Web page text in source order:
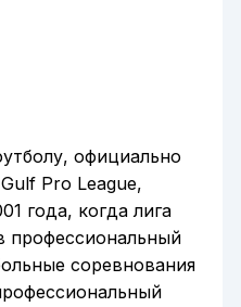
официально
Pro League,
года, когда лига
профессиональный
соревнования